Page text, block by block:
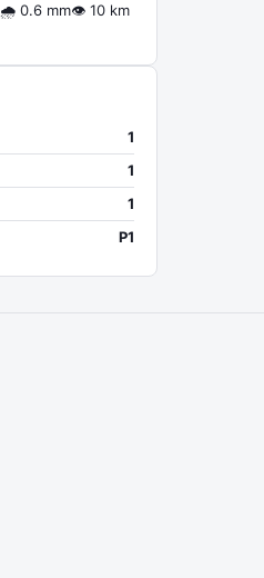
🌧 0.6 mm👁 10 km
1
1
1
P1